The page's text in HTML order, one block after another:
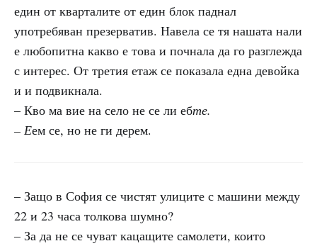
един от кварталите от един блок паднал
употребяван презерватив. Навела се тя нашата нали
е любопитна какво е това и почнала да го разглежда
с интерес. От третия етаж се показала една девойка
и и подвикнала.
– Кво ма вие на село не се ли ебте.
– Еем се, но не ги дерем.
– Защо в София се чистят улиците с машини между
22 и 23 часа толкова шумно?
– За да не се чуват кацащите самолети, които